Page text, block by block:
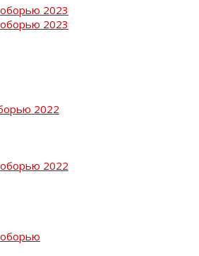
2023
2023
2022
2022